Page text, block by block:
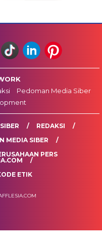
Pedoman Media Siber
REDAKSI
MEDIA SIBER
PERS
ETIK